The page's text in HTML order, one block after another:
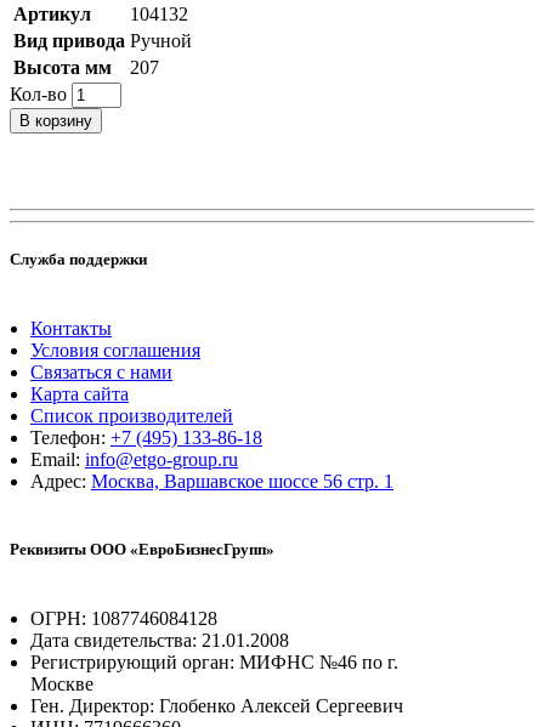
Артикул
104132
Вид привода Ручной
Высота мм
207
Кол-во
В корзину
Служба поддержки
Контакты
Условия соглашения
Связаться с нами
Карта сайта
Список производителей
Телефон: +7 (495) 133-86-18
Email: info@etgo-group.ru
Адрес: Москва, Варшавское шоссе 56 стр. 1
Реквизиты ООО «ЕвроБизнесГрупп»
ОГРН: 1087746084128
Дата свидетельства: 21.01.2008
Регистрирующий орган: МИФНС №46 по г.
Москве
Ген. Директор: Глобенко Алексей Сергеевич